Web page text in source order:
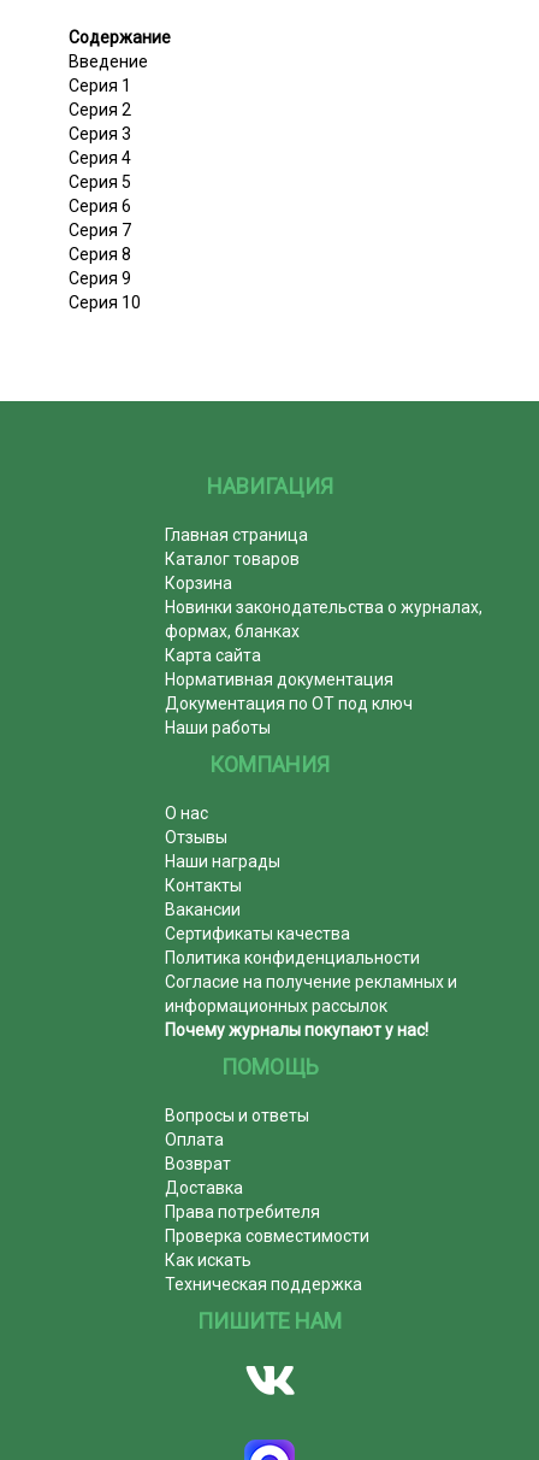
Содержание
Введение
Серия 1
Серия 2
Серия 3
Серия 4
Серия 5
Серия 6
Серия 7
Серия 8
Серия 9
Серия 10
НАВИГАЦИЯ
Главная страница
Каталог товаров
Корзина
Новинки законодательства о журналах,
формах, бланках
Карта сайта
Нормативная документация
Документация по ОТ под ключ
Наши работы
КОМПАНИЯ
О нас
Отзывы
Наши награды
Контакты
Вакансии
Сертификаты качества
Политика конфиденциальности
Согласие на получение рекламных и
информационных рассылок
Почему журналы покупают у нас!
ПОМОЩЬ
Вопросы и ответы
Оплата
Возврат
Доставка
Права потребителя
Проверка совместимости
Как искать
Техническая поддержка
ПИШИТЕ НАМ